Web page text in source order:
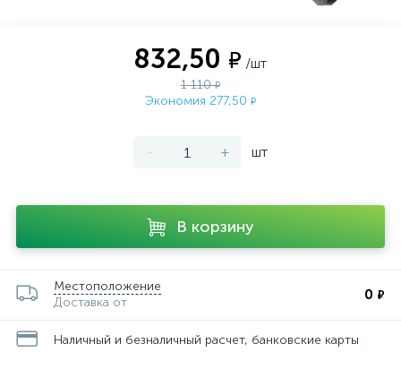
832,50 ₽ /шт
1 110₽
Экономия 277,50 ₽
- + шт
В корзину
Местоположение
Доставка от
0 ₽
Наличный и безналичный расчет, банковские карты